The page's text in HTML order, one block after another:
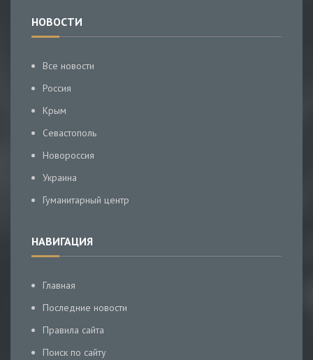
НОВОСТИ
Все новости
Россия
Крым
Севастополь
Новороссия
Украина
Гуманитарный центр
НАВИГАЦИЯ
Главная
Последние новости
Правила сайта
Поиск по сайту